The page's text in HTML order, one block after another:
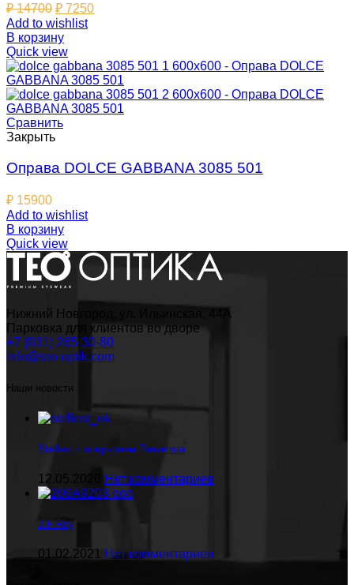
₽14700 ₽ 7250
Add to wishlist
В корзину
Quick view
Сравнить
Закрыть
Оправа DOLCE GABBANA 3085 501
₽ 15900
Add to wishlist
В корзину
Quick view
Нижний Новгород, ул. Ильинская, 44А
Парковка для клиентов во дворе
+7 (831) 265-30-80
info@teo-optik.com
Наши новости
Stellest с покрытием Prevensia
12.05.2026 Нет комментариев
J.F.Rey
01.02.2021 Нет комментариев